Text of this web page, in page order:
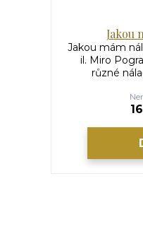
Jakou
Jakou mám
il. Miro
různé